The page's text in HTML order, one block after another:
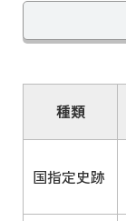
種類
国指定史跡